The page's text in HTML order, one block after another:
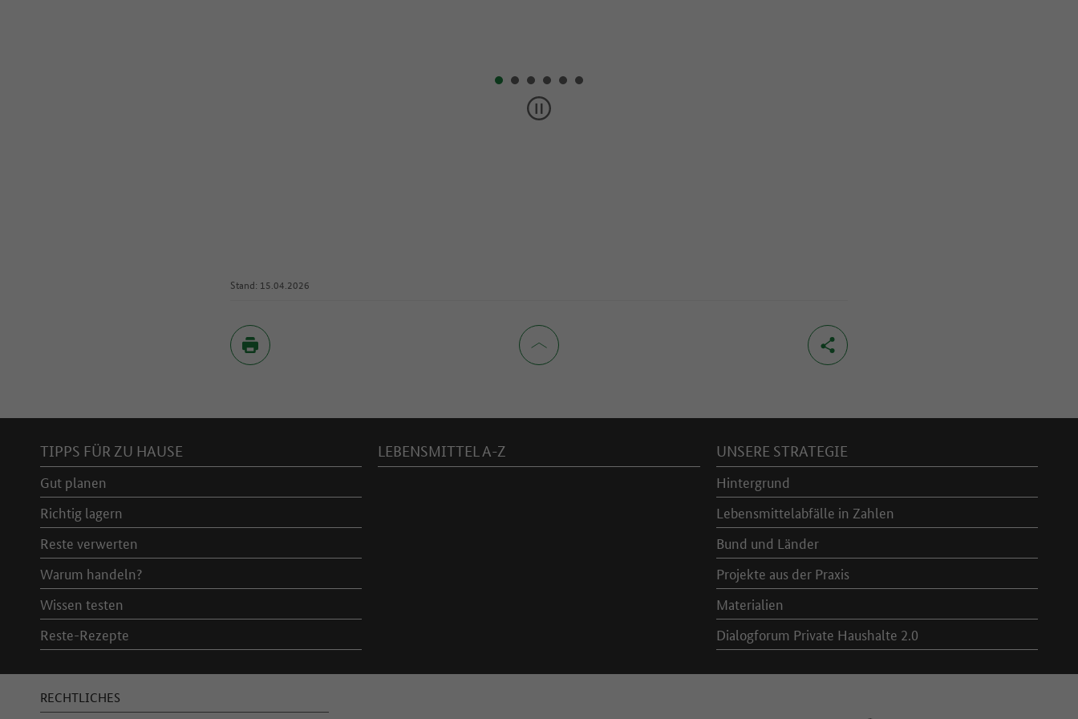
Stand: 15.04.2026
TIPPS FÜR ZU HAUSE
Gut planen
Richtig lagern
Reste verwerten
Warum handeln?
Wissen testen
Reste-Rezepte
LEBENSMITTEL A-Z
UNSERE STRATEGIE
Hintergrund
Lebensmittelabfälle in Zahlen
Bund und Länder
Projekte aus der Praxis
Materialien
Dialogforum Private Haushalte 2.0
RECHTLICHES